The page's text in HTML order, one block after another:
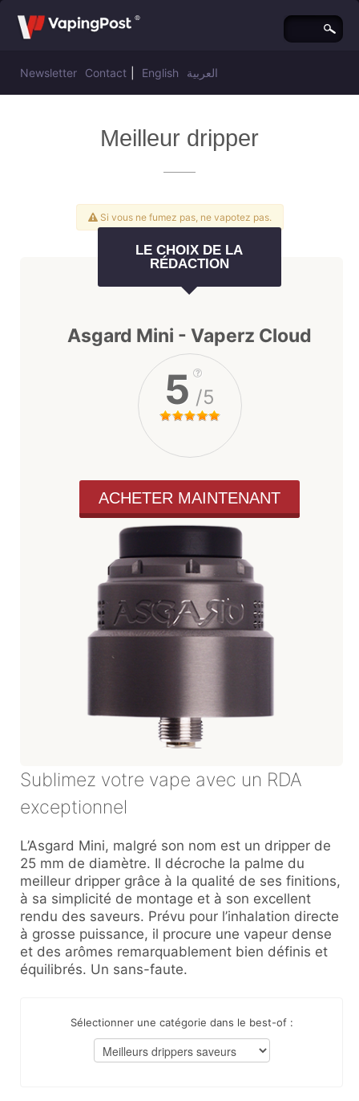
Newsletter Contact English العربية
Meilleur dripper
Si vous ne fumez pas, ne vapotez pas.
LE CHOIX DE LA
RÉDACTION
Asgard Mini - Vaperz Cloud
5 /5
ACHETER MAINTENANT
Sublimez votre vape avec un RDA
exceptionnel
L’Asgard Mini, malgré son nom est un dripper de
25 mm de diamètre. Il décroche la palme du
meilleur dripper grâce à la qualité de ses finitions,
à sa simplicité de montage et à son excellent
rendu des saveurs. Prévu pour l’inhalation directe
à grosse puissance, il procure une vapeur dense
et des arômes remarquablement bien définis et
équilibrés. Un sans-faute.
Sélectionner une catégorie dans le best-of :